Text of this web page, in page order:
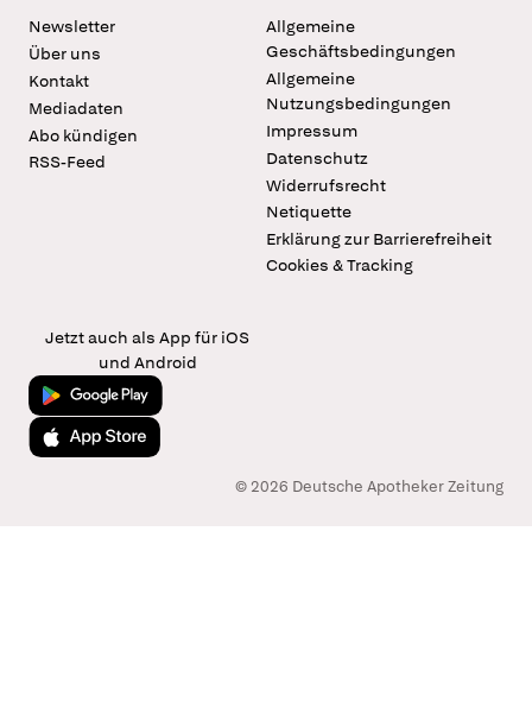
Newsletter
Über uns
Kontakt
Mediadaten
Abo kündigen
RSS-Feed
Allgemeine
Geschäftsbedingungen
Allgemeine
Nutzungsbedingungen
Impressum
Datenschutz
Widerrufsrecht
Netiquette
Erklärung zur Barrierefreiheit
Cookies & Tracking
Jetzt auch als App für iOS
und Android
Jetzt bei Google Play
Laden im App Store
© 2026 Deutsche Apotheker Zeitung